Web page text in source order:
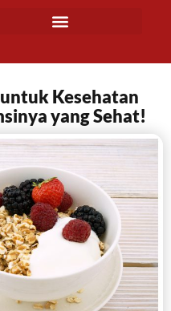
Kesehatan
yang Sehat!